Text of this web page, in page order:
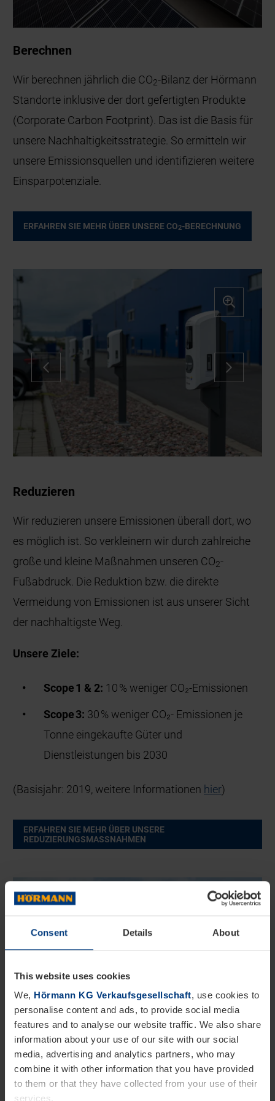
Consent Details About
This website uses cookies
We, Hörmann KG Verkaufsgesellschaft, use cookies to
personalise content and ads, to provide social media
features and to analyse our website traffic. We also share
information about your use of our site with our social
media, advertising and analytics partners, who may
combine it with other information that you have provided
to them or that they have collected from your use of their
services.
Berechnen
Wir berechnen jährlich die CO2-Bilanz der Hörmann
Standorte inklusive der dort gefertigten Produkte
(Corporate Carbon Footprint). Das ist die Basis für
unsere Nachhaltigkeitsstrategie. So ermitteln wir
unsere Emissionsquellen und identifizieren weitere
Einsparpotenziale.
ERFAHREN SIE MEHR ÜBER UNSERE CO2-BERECHNUNG
Reduzieren
Wir reduzieren unsere Emissionen überall dort, wo
es möglich ist. So verkleinern wir durch zahlreiche
große und kleine Maßnahmen unseren CO2-
Fußabdruck. Die Reduktion bzw. die direkte
Vermeidung von Emissionen ist aus unserer Sicht
der nachhaltigste Weg.
Unsere Ziele:
Scope 1 & 2: 10 % weniger CO₂-Emissionen
Scope 3: 30 % weniger CO₂- Emissionen je
Tonne eingekaufte Güter und
Dienstleistungen bis 2030
(Basisjahr: 2019, weitere Informationen hier)
ERFAHREN SIE MEHR ÜBER UNSERE
REDUZIERUNGSMASSNAHMEN
Klimaschutzprojekte fördern